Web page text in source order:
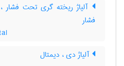
آلیاژ ریخته گری تحت فشار
فشار
آلیاژ دی ، دیمتال